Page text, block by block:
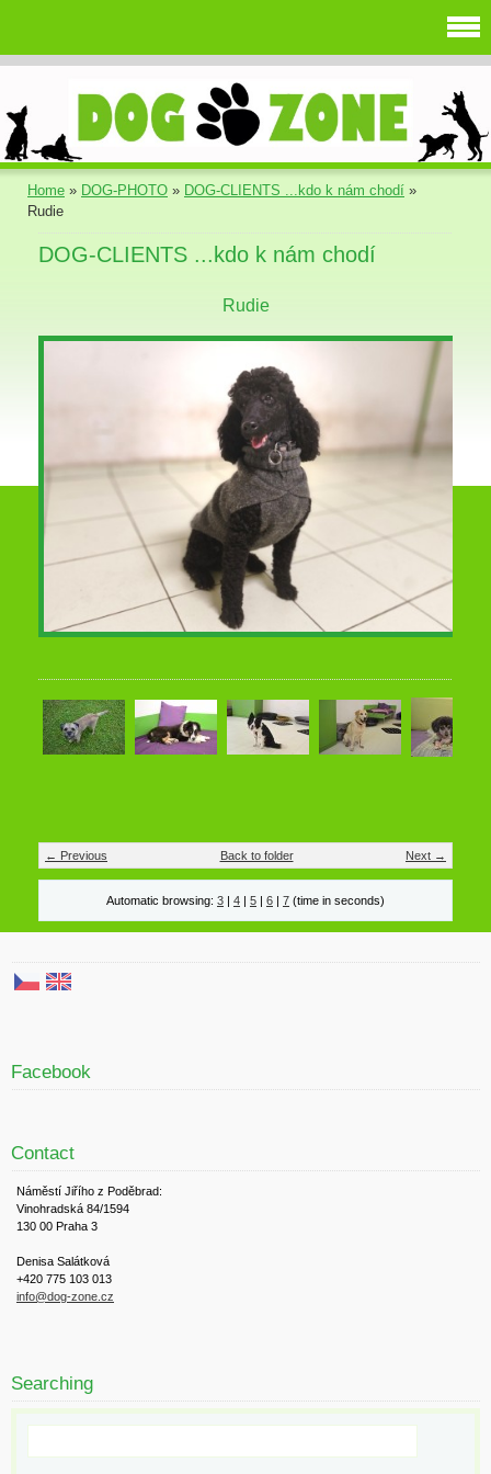
Home » DOG-PHOTO » DOG-CLIENTS ...kdo k nám chodí »
Rudie
DOG-CLIENTS ...kdo k nám chodí
Rudie
← Previous Next →
Back to folder
Automatic browsing: 3 4 5 6 7 (time in seconds)
Facebook
Contact
Náměstí Jiřího z Poděbrad:
Vinohradská 84/1594
130 00 Praha 3
Denisa Salátková
+420 775 103 013
info@dog-zone.cz
Searching